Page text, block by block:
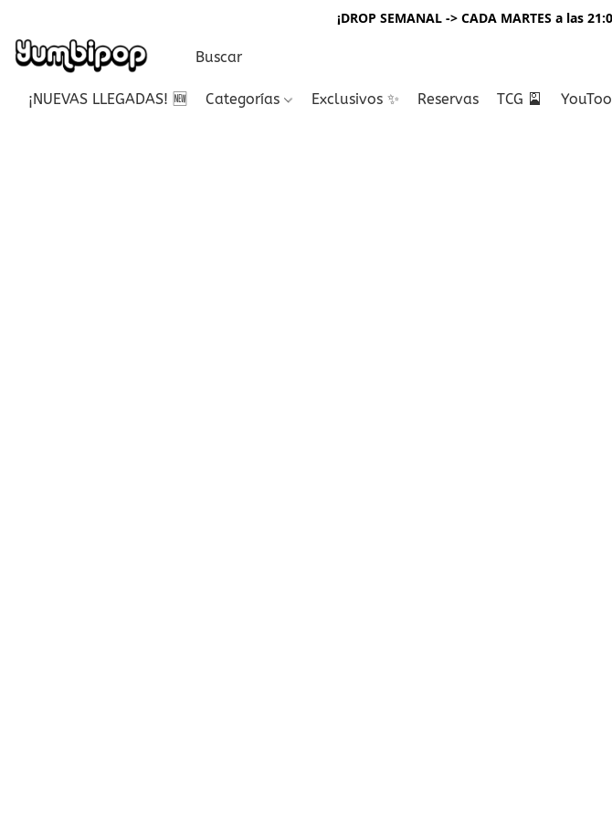
¡DROP SEMANAL -> CADA MARTES a las
¡NUEVAS LLEGADAS! 🆕 Categorías Exclusivos ✨ Reservas TCG 🎴